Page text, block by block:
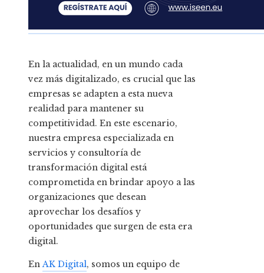
En la actualidad, en un mundo cada
vez más digitalizado, es crucial que las
empresas se adapten a esta nueva
realidad para mantener su
competitividad. En este escenario,
nuestra empresa especializada en
servicios y consultoría de
transformación digital está
comprometida en brindar apoyo a las
organizaciones que desean
aprovechar los desafíos y
oportunidades que surgen de esta era
digital.
EnAK Digital, somos un equipo de